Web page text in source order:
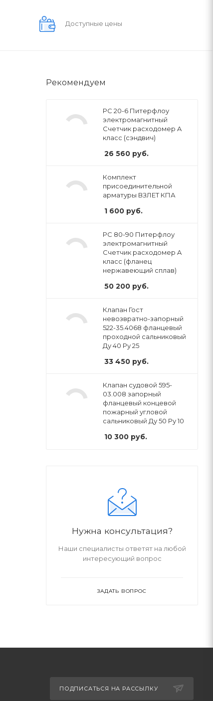
Доступные цены
Рекомендуем
РС 20-6 Питерфлоу
электромагнитный
Счетчик расходомер A
класс (сэндвич)
26 560 руб.
Комплект
присоединительной
арматуры ВЗЛЕТ КПА
1 600 руб.
РС 80-90 Питерфлоу
электромагнитный
Счетчик расходомер A
класс (фланец
нержавеющий сплав)
50 200 руб.
Клапан Гост
невозвратно-запорный
522-35.4068 фланцевый
проходной сальниковый
Ду 40 Ру 25
33 450 руб.
Клапан судовой 595-
03.008 запорный
фланцевый концевой
пожарный угловой
сальниковый Ду 50 Ру 10
10 300 руб.
Нужна консультация?
Наши специалисты ответят на любой
интересующий вопрос
ЗАДАТЬ ВОПРОС
ПОДПИСАТЬСЯ НА РАССЫЛКУ